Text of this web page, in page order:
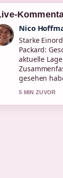
Hannah
Verfolge
Roots
schaetze
7 MIN ZUVOR